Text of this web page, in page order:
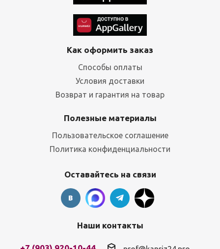
Как оформить заказ
Способы оплаты
Условия доставки
Возврат и гарантия на товар
Полезные материалы
Пользовательское соглашение
Политика конфиденциальности
Оставайтесь на связи
Наши контакты